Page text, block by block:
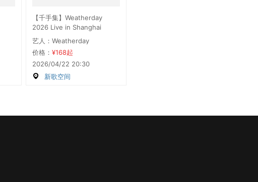
【千手集】Weatherday
2026 Live in Shanghai
艺人：Weatherday
价格： ¥168起
2026/04/22 20:30
新歌空间